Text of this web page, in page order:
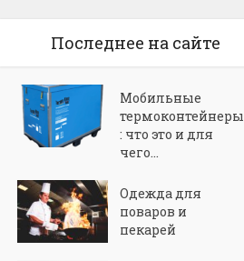
Последнее на сайте
Мобильные
термоконтейнеры
: что это и для
чего...
Одежда для
поваров и
пекарей